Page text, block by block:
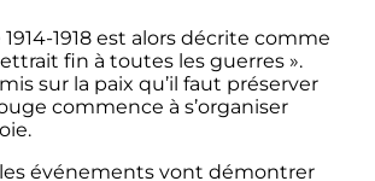
1918 est alors décrite comme
fin à toutes les guerres ».
sur la paix qu’il faut préserver
commence à s’organiser
événements vont démontrer